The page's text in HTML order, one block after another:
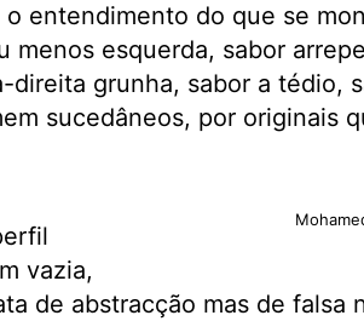
o entendimento do que se
menos esquerda, sabor
direita grunha, sabor a tédio,
sucedâneos, por originais
vazia,
de abstracção mas de falsa